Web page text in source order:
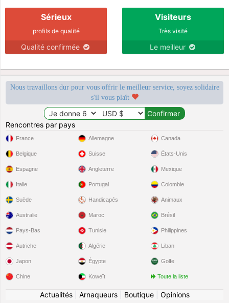
Sérieux
profils de qualité
Qualité confirmée
Visiteurs
Très visité
Le meilleur
Nous travaillons dur pour vous offrir le meilleur service, soyez solidaire
s'il vous plaît
Rencontres par pays
France
Belgique
Espagne
Italie
Suède
Allemagne
Suisse
Angleterre
Portugal
Handicapés
Canada
États-Unis
Mexique
Colombie
Animaux
Australie
Pays-Bas
Autriche
Japon
Chine
Maroc
Tunisie
Algérie
Égypte
Koweït
Brésil
Philippines
Liban
Golfe
Toute la liste
Actualités| Arnaqueurs| Boutique| Opinions